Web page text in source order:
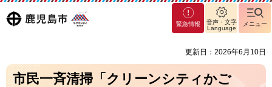
鹿児島
マグ
マシ
緊急情報
音声・文字
Language
メニュー
更新日：2026年6月10日
市民一斉清掃「クリーンシティかご